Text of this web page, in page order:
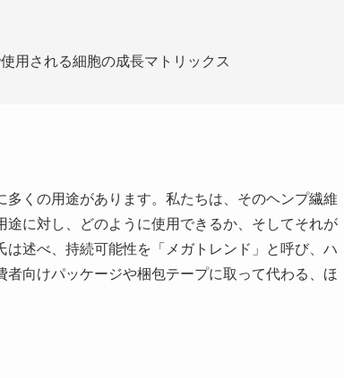
用される細胞の成長マトリックス
多くの用途があります。私たちは、そのヘンプ繊維
に対し、どのように使用できるか、そしてそれが
述べ、持続可能性を「メガトレンド」と呼び、ハ
向けパッケージや梱包テープに取って代わる、ほ